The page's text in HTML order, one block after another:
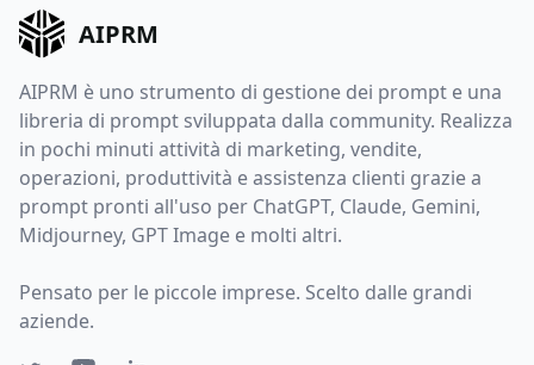
AIPRM
AIPRM è uno strumento di gestione dei prompt e una
libreria di prompt sviluppata dalla community. Realizza
in pochi minuti attività di marketing, vendite,
operazioni, produttività e assistenza clienti grazie a
prompt pronti all'uso per ChatGPT, Claude, Gemini,
Midjourney, GPT Image e molti altri.
Pensato per le piccole imprese. Scelto dalle grandi
aziende.